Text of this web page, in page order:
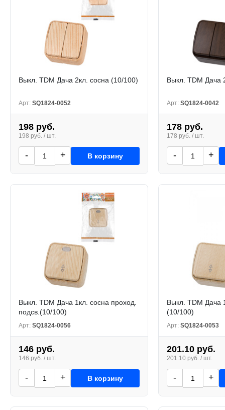
Выкл. TDM Дача 2кл. сосна (10/100)
Арт: SQ1824-0052
198 руб.
198 руб. / шт.
- + В корзину
Выкл. TDM Дача
Арт: SQ1824-0042
178 руб.
178 руб. / шт.
- +
Выкл. TDM Дача 1кл. сосна проход.
подсв.(10/100)
Арт: SQ1824-0056
146 руб.
146 руб. / шт.
- + В корзину
Выкл. TDM Дача
(10/100)
Арт: SQ1824-0053
201.10 руб.
201.10 руб. / шт.
- +